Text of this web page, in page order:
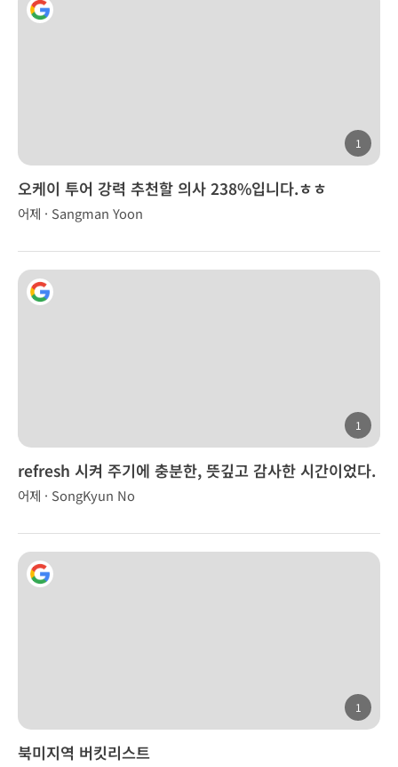
1
오케이 투어 강력 추천할 의사 238%입니다.ㅎㅎ
어제 · Sangman Yoon
1
refresh 시켜 주기에 충분한, 뜻깊고 감사한 시간이었다.
어제 · SongKyun No
1
북미지역 버킷리스트